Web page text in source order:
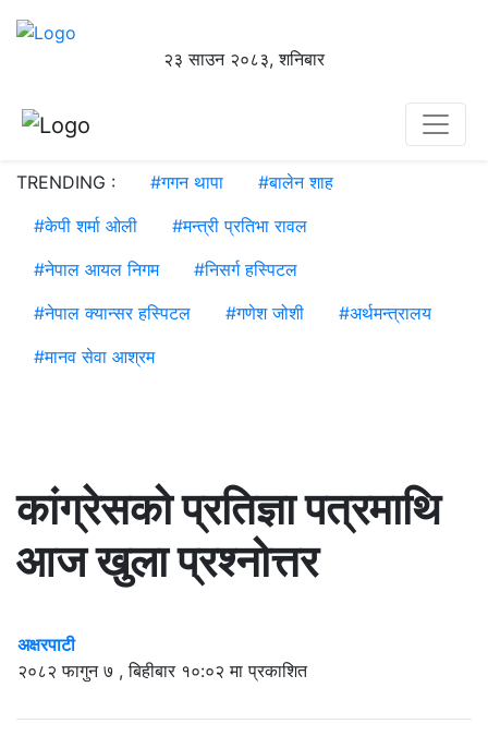
२३ साउन २०८३, शनिबार
TRENDING : #गगन थापा #बालेन शाह
#केपी शर्मा ओली #मन्त्री प्रतिभा रावल
#नेपाल आयल निगम #निसर्ग हस्पिटल
#नेपाल क्यान्सर हस्पिटल #गणेश जोशी #अर्थमन्त्रालय
#मानव सेवा आश्रम
कांग्रेसको प्रतिज्ञा पत्रमाथि
आज खुला प्रश्नोत्तर
अक्षरपाटी
२०८२ फागुन ७ , बिहीबार १०:०२ मा प्रकाशित